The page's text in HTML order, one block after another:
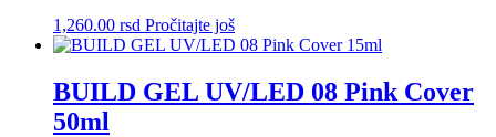
1,260.00 rsd Pročitajte još
BUILD GEL UV/LED 08 Pink Cover
50ml